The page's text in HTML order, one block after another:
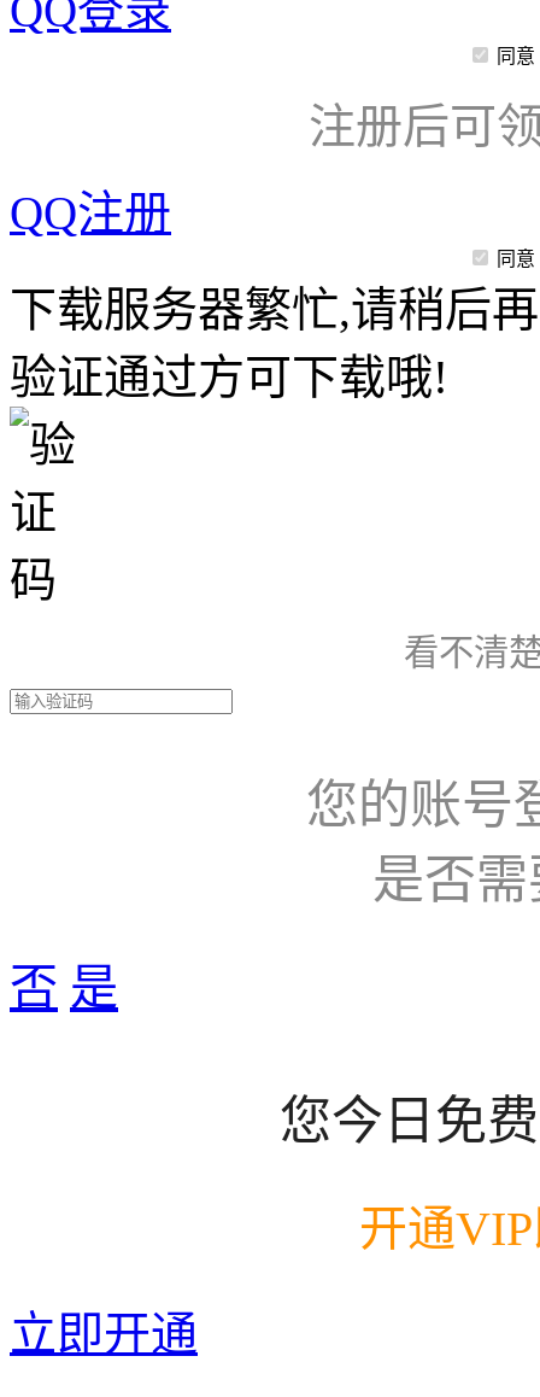
同意
注册后可
QQ注册
同意
下载服务器繁忙,请稍后
验证通过方可下载哦!
看不清
您的账号
是否
否 是
您今日免
开通
立即开通